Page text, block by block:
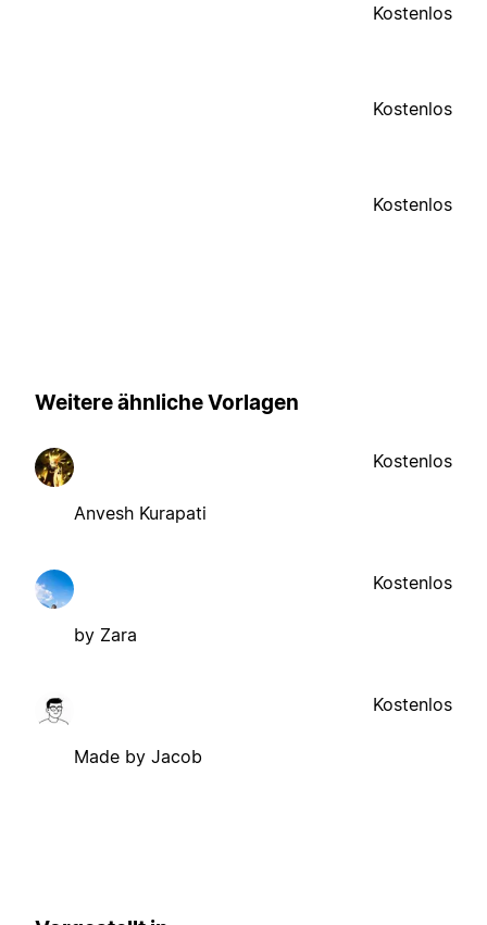
Kostenlos
Kostenlos
Kostenlos
Weitere ähnliche Vorlagen
Anvesh Kurapati
Kostenlos
by Zara
Kostenlos
Made by Jacob
Kostenlos